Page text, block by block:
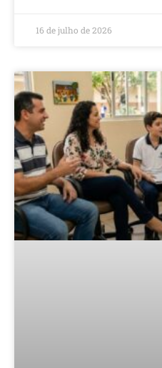
16 de julho de 2026